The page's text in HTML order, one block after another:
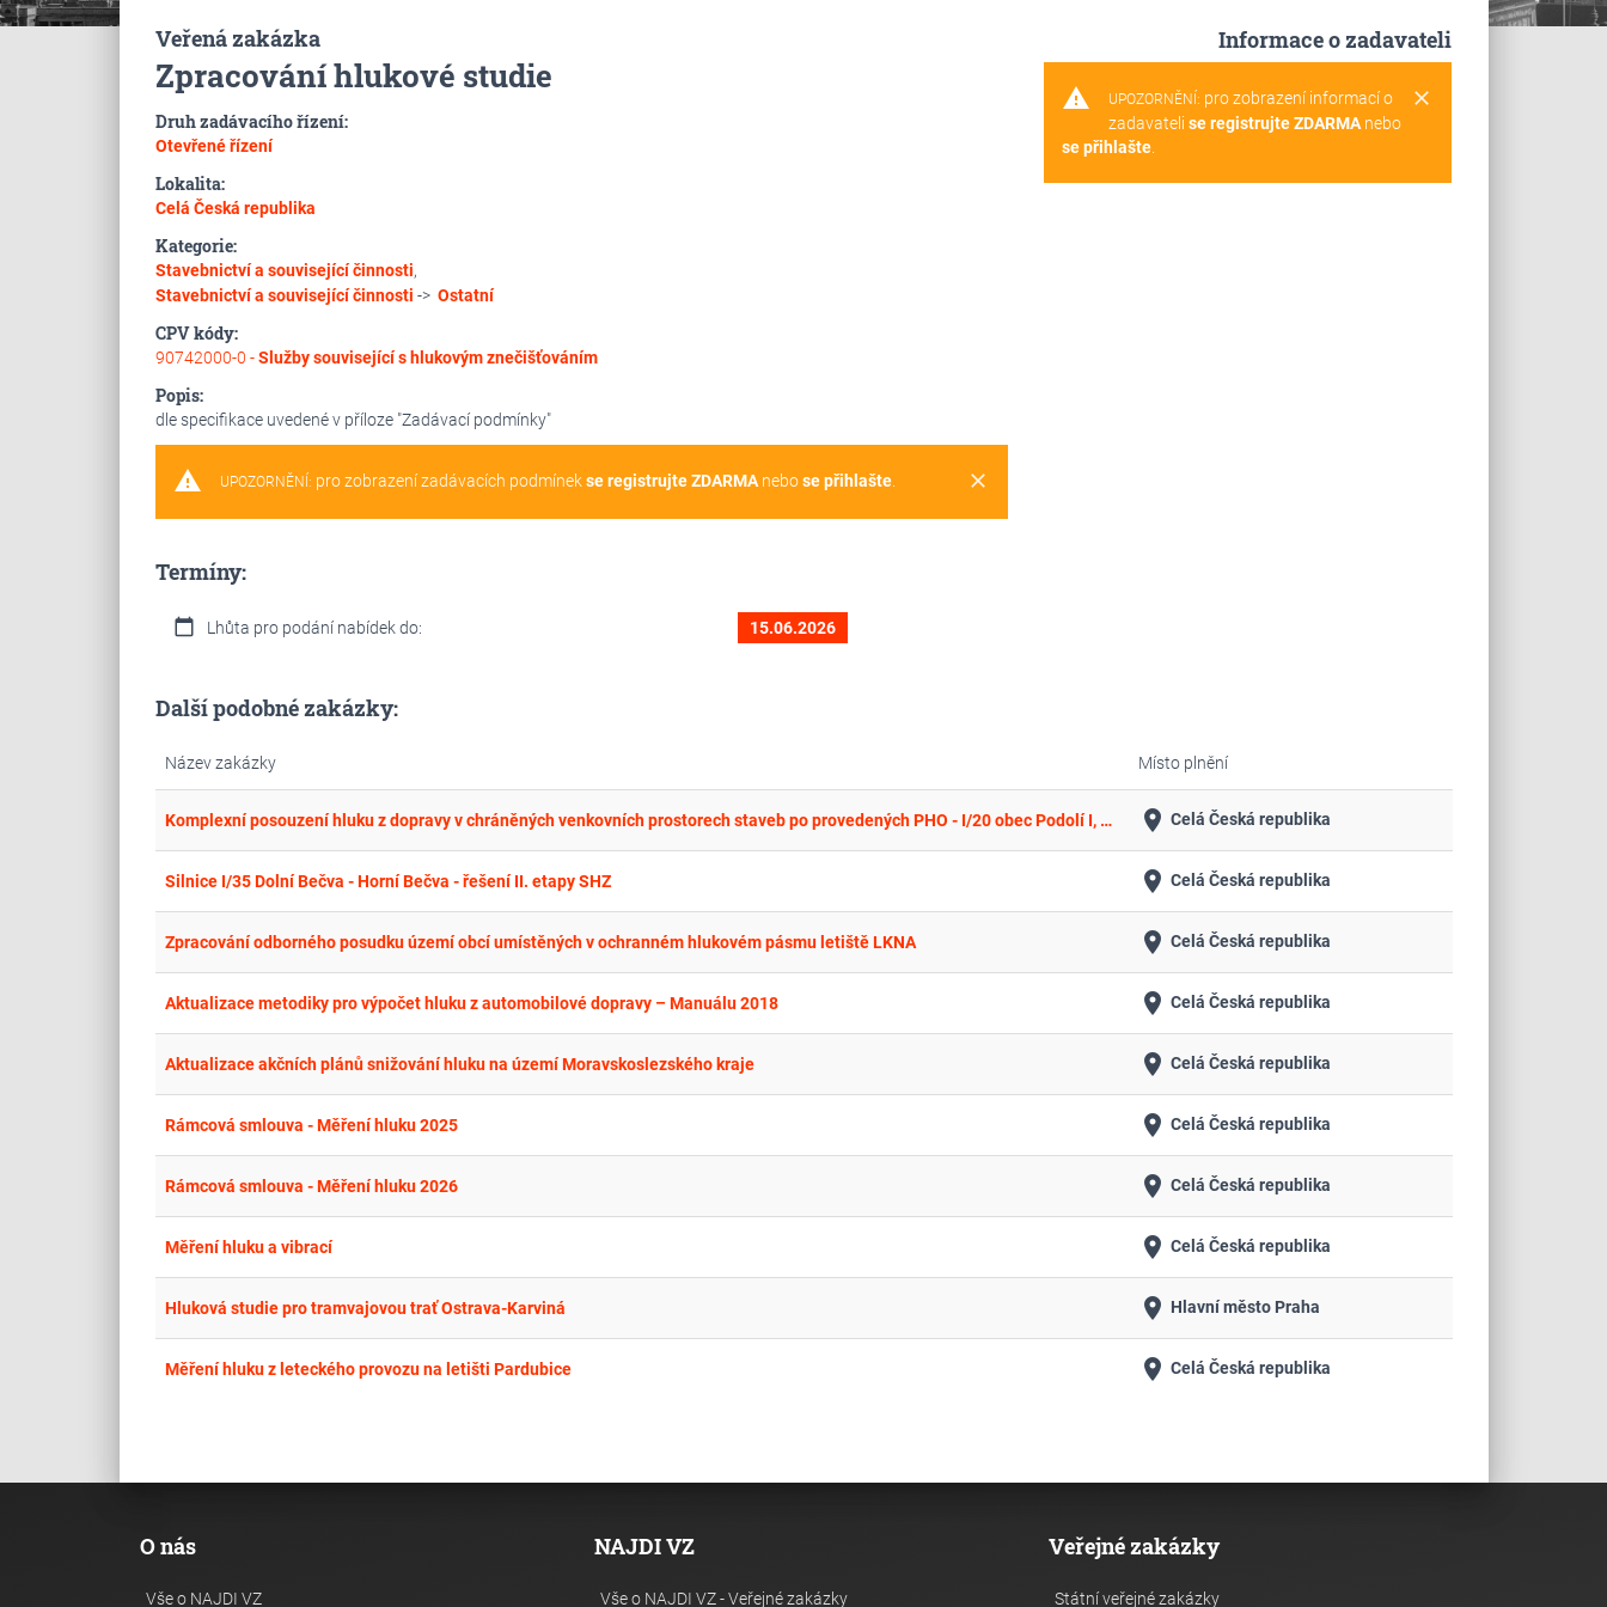
Veřená zakázka
Zpracování hlukové studie
Druh zadávacího řízení:
Otevřené řízení
Lokalita:
Celá Česká republika
Kategorie:
Stavebnictví a související činnosti,
Stavebnictví a související činnosti -> Ostatní
CPV kódy:
90742000-0 -Služby související s hlukovým znečišťováním
Popis:
dle specifikace uvedené v příloze "Zadávací podmínky"
warning clear
UPOZORNĚNÍ: pro zobrazení zadávacích podmínekse registrujte ZDARMAnebose přihlašte.
Termíny:
calendar_today Lhůta pro podání nabídek do: 15.06.2026
Informace o zadavateli
warning clear
UPOZORNĚNÍ: pro zobrazení informací o
zadavateli se registrujte ZDARMAnebo
se přihlašte.
Další podobné zakázky:
Název zakázky Místo plnění
Komplexní posouzení hluku z dopravy v chráněných venkovních prostorech staveb po provedených PHO - I/20 obec Podolí I, Křenovice, I/4 Volyně, I/23 Nová Olešná place Celá Česká republika
Silnice I/35 Dolní Bečva - Horní Bečva - řešení II. etapy SHZ place Celá Česká republika
Zpracování odborného posudku území obcí umístěných v ochranném hlukovém pásmu letiště LKNA place Celá Česká republika
Aktualizace metodiky pro výpočet hluku z automobilové dopravy – Manuálu 2018 place Celá Česká republika
Aktualizace akčních plánů snižování hluku na území Moravskoslezského kraje place Celá Česká republika
Rámcová smlouva - Měření hluku 2025 place Celá Česká republika
Rámcová smlouva - Měření hluku 2026 place Celá Česká republika
Měření hluku a vibrací place Celá Česká republika
Hluková studie pro tramvajovou trať Ostrava-Karviná place Hlavní město Praha
Měření hluku z leteckého provozu na letišti Pardubice place Celá Česká republika
O nás
Vše o NAJDI VZ
NAJDI VZ
Vše o NAJDI VZ - Veřejné zakázky
Veřejné zakázky
Státní veřejné zakázky